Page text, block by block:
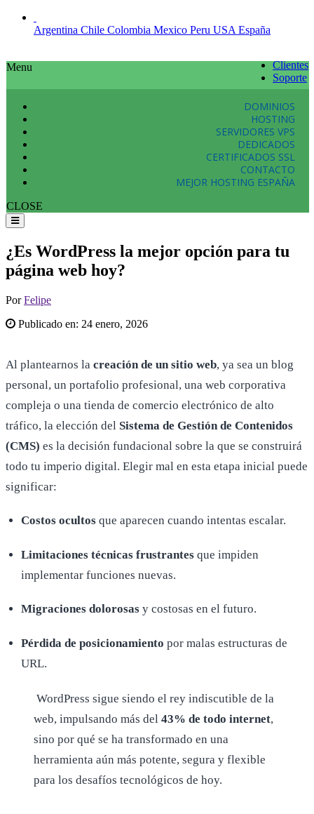
Argentina Chile Colombia Mexico Peru USA España
Clientes
Soporte
Menu
DOMINIOS
HOSTING
SERVIDORES VPS
DEDICADOS
CERTIFICADOS SSL
CONTACTO
MEJOR HOSTING ESPAÑA
CLOSE
¿Es WordPress la mejor opción para tu
página web hoy?
PorFelipe
Publicado en: 24 enero, 2026
Al plantearnos la creación de un sitio web, ya sea un blog
personal, un portafolio profesional, una web corporativa
compleja o una tienda de comercio electrónico de alto
tráfico, la elección del Sistema de Gestión de Contenidos
(CMS) es la decisión fundacional sobre la que se construirá
todo tu imperio digital. Elegir mal en esta etapa inicial puede
significar:
Costos ocultos que aparecen cuando intentas escalar.
Limitaciones técnicas frustrantes que impiden
implementar funciones nuevas.
Migraciones dolorosas y costosas en el futuro.
Pérdida de posicionamiento por malas estructuras de
URL.
WordPress sigue siendo el rey indiscutible de la
web, impulsando más del 43% de todo internet,
sino por qué se ha transformado en una
herramienta aún más potente, segura y flexible
para los desafíos tecnológicos de hoy.